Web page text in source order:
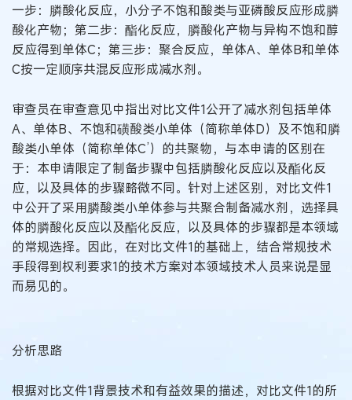
一步：膦酸化反应，小分子不饱和酸类与亚磷酸反应形成膦
酸化产物；第二步：酯化反应，膦酸化产物与异构不饱和醇
反应得到单体C；第三步：聚合反应，单体A、单体B和单体
C按一定顺序共混反应形成减水剂。
审查员在审查意见中指出对比文件1公开了减水剂包括单体
A、单体B、不饱和磺酸类小单体（简称单体D）及不饱和膦
酸类小单体（简称单体C’）的共聚物，与本申请的区别在
于：本申请限定了制备步骤中包括膦酸化反应以及酯化反
应，以及具体的步骤略微不同。针对上述区别，对比文件1
中公开了采用膦酸类小单体参与共聚合制备减水剂，选择具
体的膦酸化反应以及酯化反应，以及具体的步骤都是本领域
的常规选择。因此，在对比文件1的基础上，结合常规技术
手段得到权利要求1的技术方案对本领域技术人员来说是显
而易见的。
分析思路
根据对比文件1背景技术和有益效果的描述，对比文件1的所